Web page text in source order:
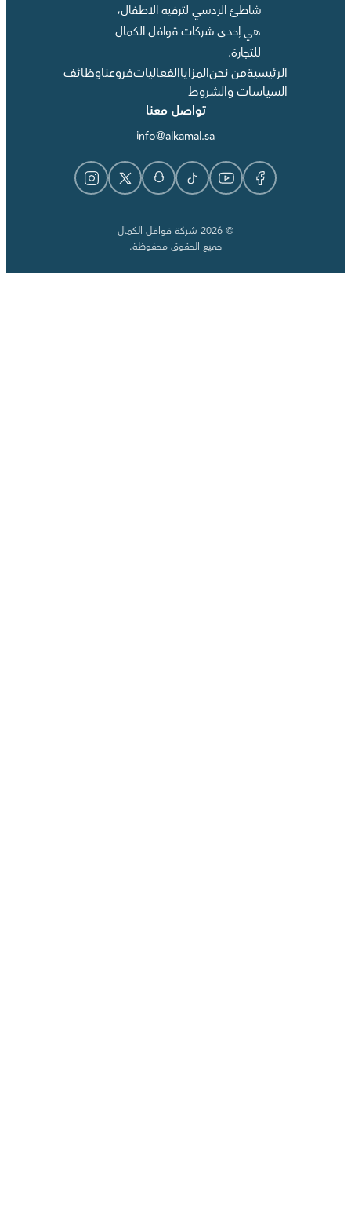
شاطئ الردسي لترفيه الاطفال،
هي إحدى شركات قوافل الكمال
للتجارة.
الرئيسيةمن نحنالمزاياالفعالياتفروعناوظائف
السياسات والشروط
تواصل معنا
info@alkamal.sa
© 2026 شركة قوافل الكمال
جميع الحقوق محفوظة.